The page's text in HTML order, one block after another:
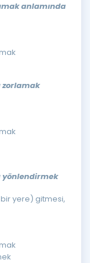
anlamında
zorlamak
yönlendirmek
yere) gitmesi,